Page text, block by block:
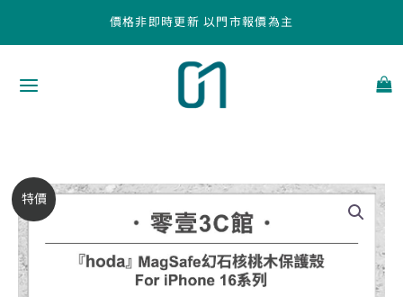
價格非即時更新 以門市報價為主
特價
原
始
目
前
價
【hoda】
MAGSAFE
幻
石
核